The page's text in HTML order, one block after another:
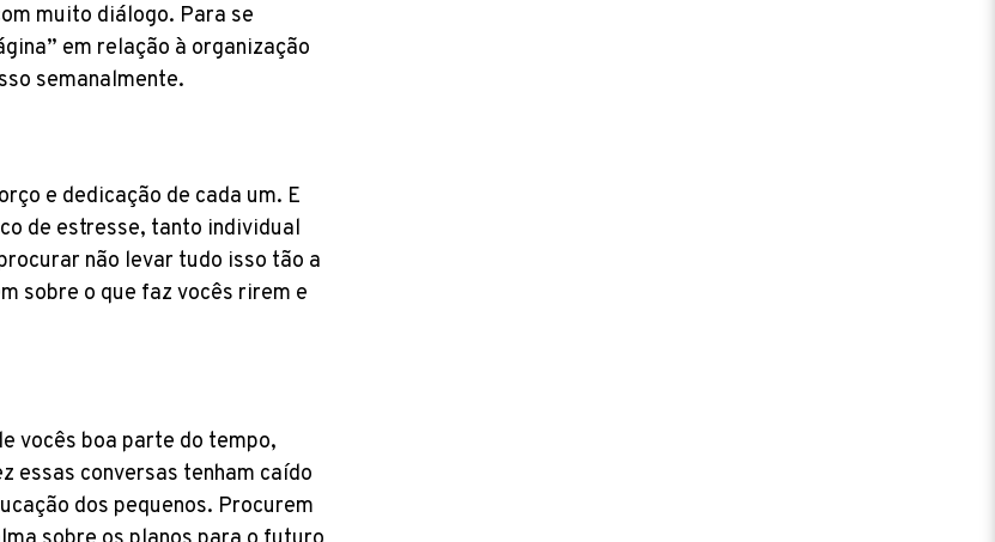
muito diálogo. Para se
em relação à organização
semanalmente.
e dedicação de cada um. E
de estresse, tanto individual
não levar tudo isso tão a
sobre o que faz vocês rirem e
vocês boa parte do tempo,
essas conversas tenham caído
dos pequenos. Procurem